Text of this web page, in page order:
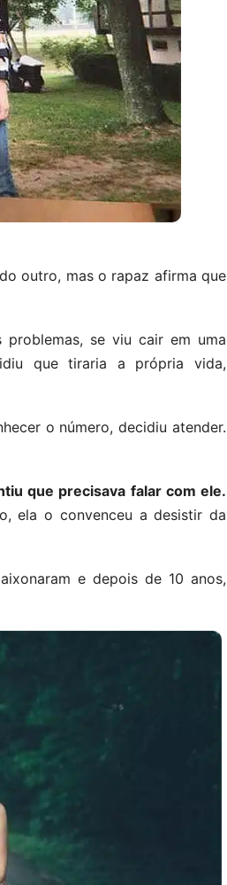
outro, mas o rapaz afirma que
se viu cair em uma
que tiraria a própria vida,
o número, decidiu atender.
que precisava falar com ele.
ela o convenceu a desistir da
e depois de 10 anos,